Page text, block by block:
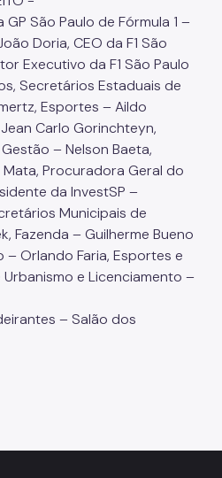
São Paulo de Fórmula 1 –
Doria, CEO da F1 São
Executivo da F1 São Paulo
Secretários Estaduais de
Esportes – Aildo
Carlo Gorinchteyn,
– Nelson Baeta,
Procuradora Geral do
da InvestSP –
Municipais de
Fazenda – Guilherme Bueno
– Orlando Faria, Esportes e
Urbanismo e Licenciamento –
– Salão dos